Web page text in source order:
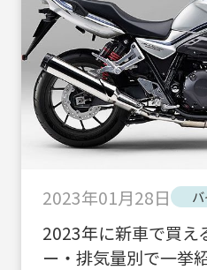
2023年01月28日
2023年に新車で買え
ー・排気量別で一挙